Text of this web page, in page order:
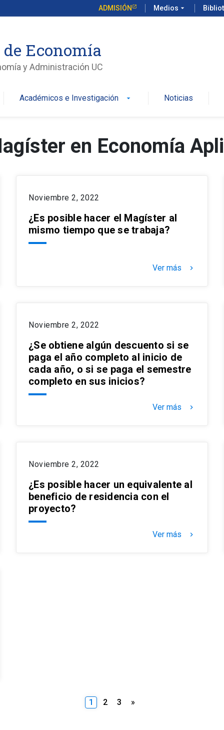
ADMISIÓN Medios arrow_drop_down
Economía
y Administración UC
Académicos e Investigación arrow_drop_down Noticias
en Economía
Noviembre 2, 2022
¿Es posible hacer el Magíster al
mismo tiempo que se trabaja?
Ver más keyboard_arrow_right
Noviembre 2, 2022
¿Se obtiene algún descuento si se
paga el año completo al inicio de
cada año, o si se paga el semestre
completo en sus inicios?
Ver más keyboard_arrow_right
Noviembre 2, 2022
¿Es posible hacer un equivalente al
beneficio de residencia con el
proyecto?
Ver más keyboard_arrow_right
Paginación
1 2 3 »